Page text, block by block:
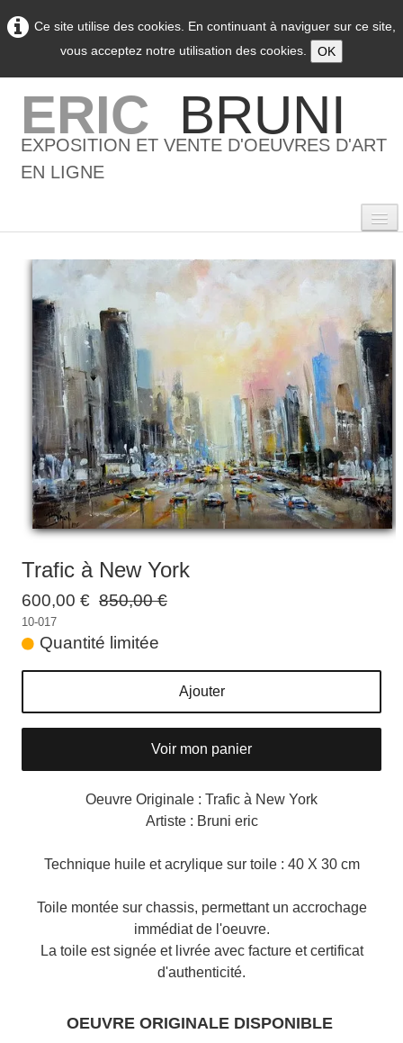
Ce site utilise des cookies. En continuant à naviguer sur ce site,
vous acceptez notre utilisation des cookies.
OK
ERIC BRUNI
EXPOSITION ET VENTE D'OEUVRES D'ART
EN LIGNE
0
Accueil
L'artiste▼
Galeries ▼
Vente▼
Boutique
Contact
Newsletter
BLOG
Français
Trafic à New York
600,00 € 850,00 €
10-017
Quantité limitée
Ajouter
Voir mon panier
Oeuvre Originale : Trafic à New York
Artiste : Bruni eric
Technique huile et acrylique sur toile : 40 X 30 cm
Toile montée sur chassis, permettant un accrochage
immédiat de l'oeuvre.
La toile est signée et livrée avec facture et certificat
d'authenticité.
OEUVRE ORIGINALE DISPONIBLE